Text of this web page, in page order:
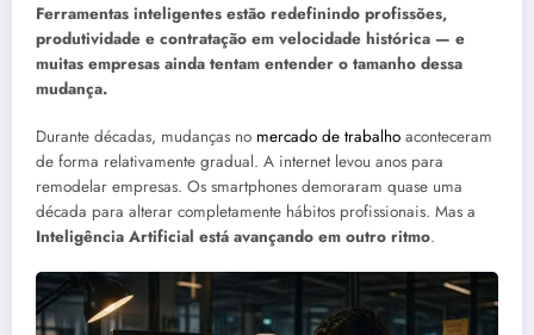
Ferramentas inteligentes estão redefinindo profissões,
produtividade e contratação em velocidade histórica — e
muitas empresas ainda tentam entender o tamanho dessa
mudança.
Durante décadas, mudanças no mercado de trabalho aconteceram
de forma relativamente gradual. A internet levou anos para
remodelar empresas. Os smartphones demoraram quase uma
década para alterar completamente hábitos profissionais. Mas a
Inteligência Artificial está avançando em outro ritmo.